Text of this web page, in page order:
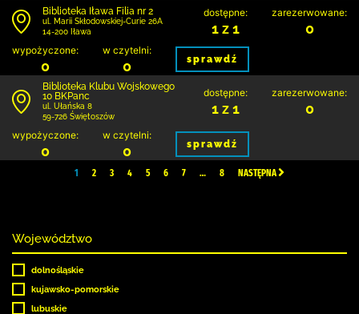
Biblioteka Iława Filia nr 2
ul. Marii Skłodowskiej-Curie 26A
14-200 Iława
dostępne:
1 z 1
zarezerwowane:
0
wypożyczone:
0
w czytelni:
0 sprawdź
Biblioteka Klubu Wojskowego
10 BKPanc
ul. Ułańska 8
59-726 Świętoszów
dostępne:
1 z 1
zarezerwowane:
0
wypożyczone:
0
w czytelni:
0 sprawdź
1 2 3 4 5 6 7 … 8 NASTĘPNA
Województwo
dolnośląskie
kujawsko-pomorskie
lubuskie